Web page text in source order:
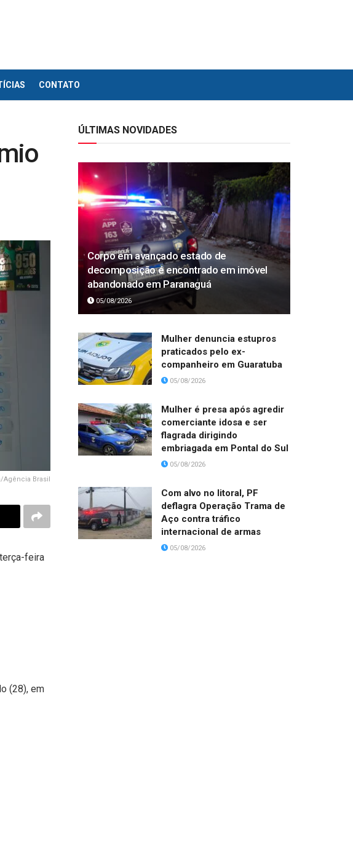
CONTATO
Agência Brasil
feira
(28), em
ÚLTIMAS NOVIDADES
Corpo em avançado estado de
decomposição é encontrado em imóvel
abandonado em Paranaguá
05/08/2026
Mulher denuncia estupros
praticados pelo ex-
companheiro em Guaratuba
05/08/2026
Mulher é presa após agredir
comerciante idosa e ser
flagrada dirigindo
embriagada em Pontal do Sul
05/08/2026
Com alvo no litoral, PF
deflagra Operação Trama de
Aço contra tráfico
internacional de armas
05/08/2026